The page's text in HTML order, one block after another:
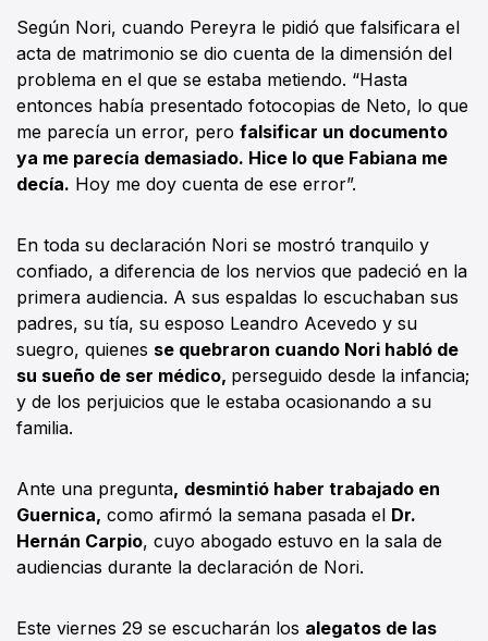
Según Nori, cuando Pereyra le pidió que falsificara el
acta de matrimonio se dio cuenta de la dimensión del
problema en el que se estaba metiendo. “Hasta
entonces había presentado fotocopias de Neto, lo que
me parecía un error, pero falsificar un documento
ya me parecía demasiado. Hice lo que Fabiana me
decía. Hoy me doy cuenta de ese error”.
En toda su declaración Nori se mostró tranquilo y
confiado, a diferencia de los nervios que padeció en la
primera audiencia. A sus espaldas lo escuchaban sus
padres, su tía, su esposo Leandro Acevedo y su
suegro, quienes se quebraron cuando Nori habló de
su sueño de ser médico, perseguido desde la infancia;
y de los perjuicios que le estaba ocasionando a su
familia.
Ante una pregunta, desmintió haber trabajado en
Guernica, como afirmó la semana pasada el Dr.
Hernán Carpio, cuyo abogado estuvo en la sala de
audiencias durante la declaración de Nori.
Este viernes 29 se escucharán los alegatos de las